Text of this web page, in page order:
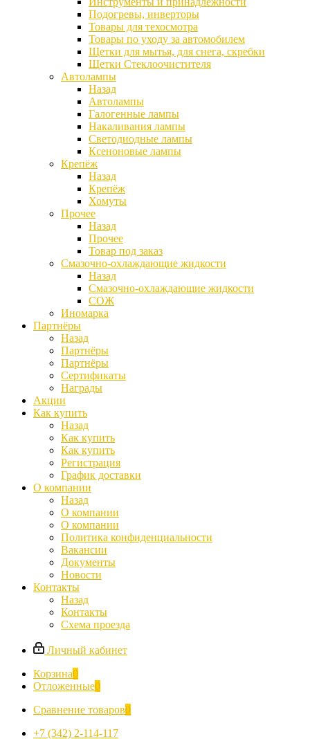
Подогревы, инверторы
Товары для техосмотра
Товары по уходу за автомобилем
Щетки для мытья, для снега, скребки
Щетки Стеклоочистителя
Автолампы
Назад
Автолампы
Галогенные лампы
Накаливания лампы
Светодиодные лампы
Ксеноновые лампы
Крепёж
Назад
Крепёж
Хомуты
Прочее
Назад
Прочее
Товар под заказ
Смазочно-охлаждающие жидкости
Назад
Смазочно-охлаждающие жидкости
СОЖ
Иномарка
Партнёры
Назад
Партнёры
Партнёры
Сертификаты
Награды
Акции
Как купить
Назад
Как купить
Как купить
Регистрация
График доставки
О компании
Назад
О компании
О компании
Политика конфиденциальности
Вакансии
Документы
Новости
Контакты
Назад
Контакты
Схема проезда
Личный кабинет
Корзина0
Отложенные0
Сравнение товаров0
+7 (342) 2-114-117